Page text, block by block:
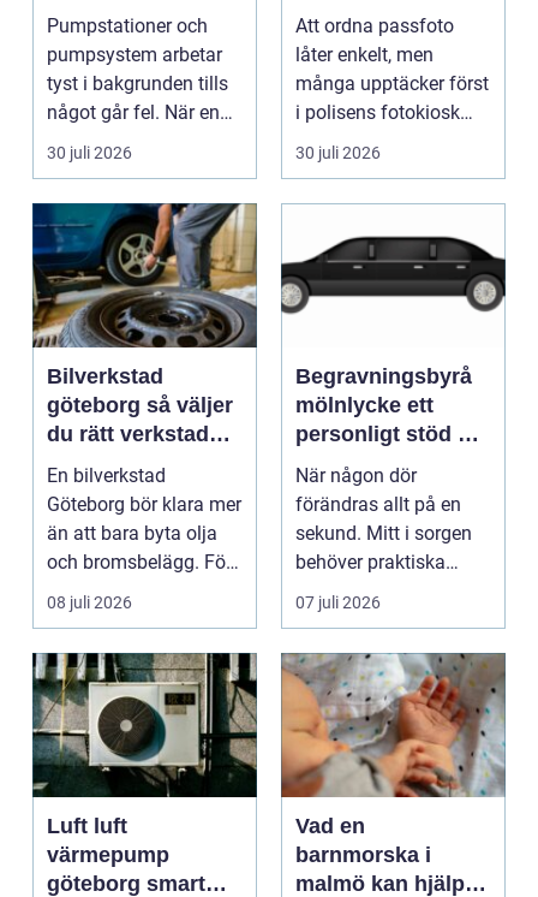
du driftsäkra
anläggningar året
runt
Pumpstationer och
pumpsystem arbetar
tyst i bakgrunden tills
något går fel. När en
pump stannar hand...
30 juli 2026
utan stress
Att ordna passfoto
låter enkelt, men
många upptäcker först
i polisens fotokiosk
eller hos fotografen...
30 juli 2026
Bilverkstad
göteborg så väljer
du rätt verkstad
för din bil
En bilverkstad
Göteborg bör klara mer
än att bara byta olja
och bromsbelägg. För
många bilägare i oc...
08 juli 2026
Begravningsbyrå
mölnlycke ett
personligt stöd när
någon gått bort
När någon dör
förändras allt på en
sekund. Mitt i sorgen
behöver praktiska
frågor få svar: var ska
07 juli 2026
Luft luft
värmepump
göteborg smart
Vad en
barnmorska i
malmö kan hjälpa